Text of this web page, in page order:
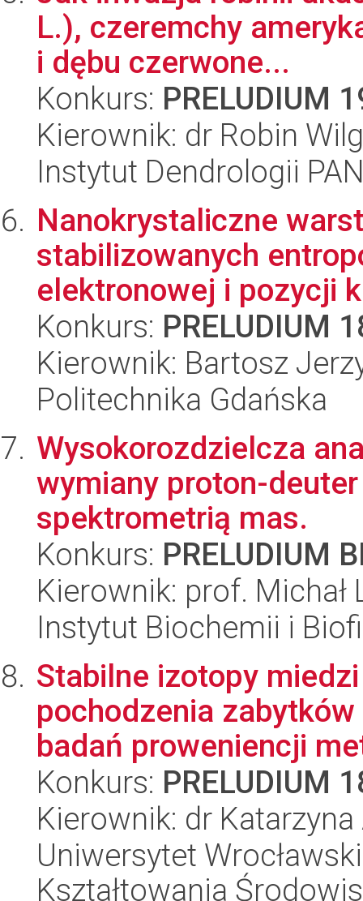
L.), czeremchy
i dębu czerwone...
Konkurs: PRELUDIUM
Kierownik: dr Robin
Instytut Dendrologii
Nanokrystaliczne
stabilizowanych
elektronowej i pozycji
Konkurs: PRELUDIUM
Kierownik: Bartosz
Politechnika Gdańska
Wysokorozdzielcza
wymiany proton-
spektrometrią mas.
Konkurs: PRELUDIUM
Kierownik: prof. Michał
Instytut Biochemii i
Stabilne izotopy
pochodzenia
badań proweniencji
Konkurs: PRELUDIUM
Kierownik: dr
Uniwersytet
Kształtowania